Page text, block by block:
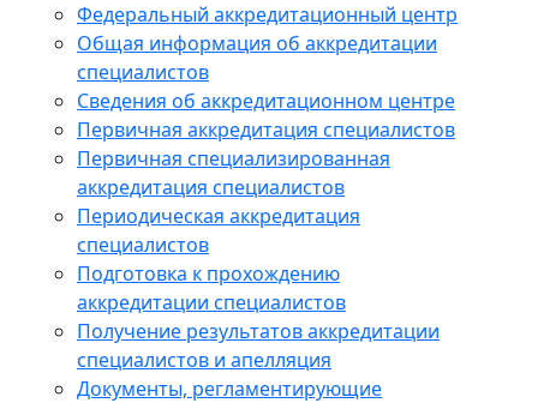
Федеральный аккредитационный центр
Общая информация об аккредитации
специалистов
Сведения об аккредитационном центре
Первичная аккредитация специалистов
Первичная специализированная
аккредитация специалистов
Периодическая аккредитация
специалистов
Подготовка к прохождению
аккредитации специалистов
Получение результатов аккредитации
специалистов и апелляция
Документы, регламентирующие